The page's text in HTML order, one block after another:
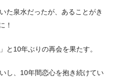
た泉水だったが、あることがき
！
と10年ぶりの再会を果たす。
し、10年間恋心を抱き続けてい